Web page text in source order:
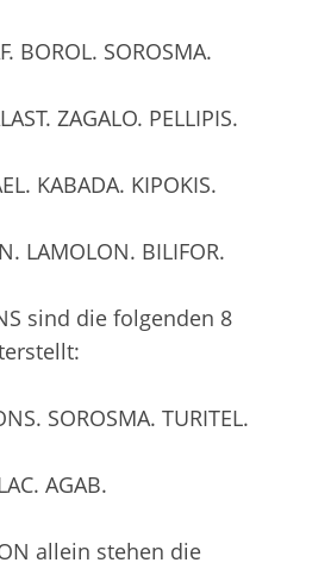
BOROL. SOROSMA.
ZAGALO. PELLIPIS.
KABADA. KIPOKIS.
LAMOLON. BILIFOR.
sind die folgenden 8
SOROSMA. TURITEL.
AGAB.
allein stehen die